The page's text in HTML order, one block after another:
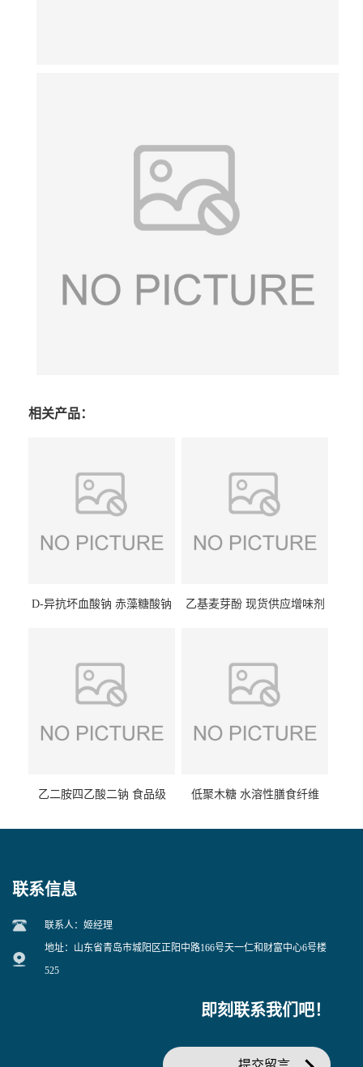
相关产品：
D-异抗坏血酸钠 赤藻糖酸钠
乙基麦芽酚 现货供应增味剂
乙二胺四乙酸二钠 食品级
低聚木糖 水溶性膳食纤维
联系信息
联系人：姬经理
地址：山东省青岛市城阳区正阳中路166号天一仁和财富中心6号楼
525
即刻联系我们吧！